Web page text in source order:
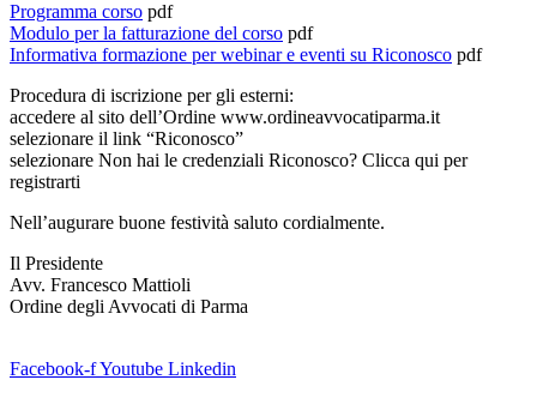
Programma corso pdf
Modulo per la fatturazione del corso pdf
Informativa formazione per webinar e eventi su Riconosco pdf
Procedura di iscrizione per gli esterni:
accedere al sito dell’Ordine www.ordineavvocatiparma.it
selezionare il link “Riconosco”
selezionare Non hai le credenziali Riconosco? Clicca qui per
registrarti
Nell’augurare buone festività saluto cordialmente.
Il Presidente
Avv. Francesco Mattioli
Ordine degli Avvocati di Parma
Facebook-fYoutube Linkedin